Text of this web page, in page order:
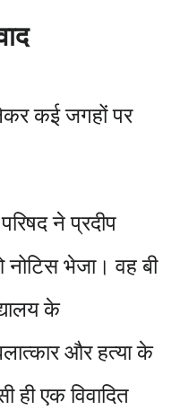
कई जगहों पर
ने प्रदीप
नोटिस भेजा। वह बी
के
और हत्या के
ही एक विवादित